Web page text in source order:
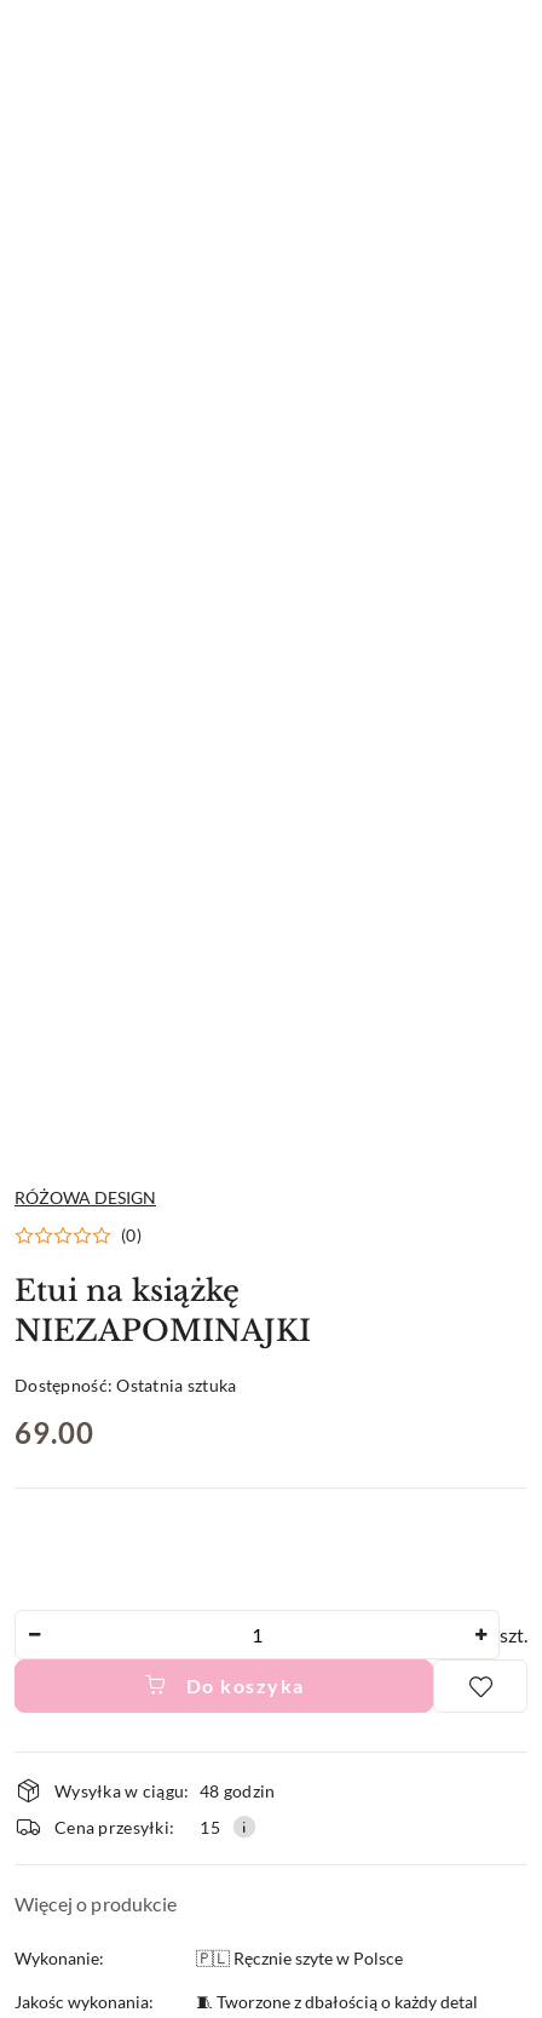
NAZWA
PRODUCENTA:
RÓŻOWA DESIGN
(0)
Etui na książkę
NIEZAPOMINAJKI
Dostępność:Ostatnia sztuka
cena:
69.00
szt.
Do koszyka
i
dostawa
Wysyłka w ciągu: 48 godzin
Cena przesyłki:
15
Więcej o produkcie
Wykonanie: 🇵🇱 Ręcznie szyte w Polsce
Jakośc wykonania: 🧵 Tworzone z dbałością o każdy detal